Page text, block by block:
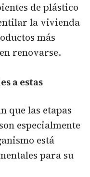
de plástico
la vivienda
más
renovarse.
a estas
que las etapas
especialmente
está
para su